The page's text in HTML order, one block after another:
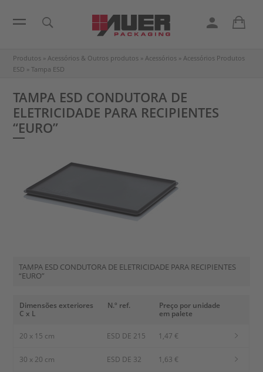
Produtos » Acessórios & Outros produtos » Acessórios » Acessórios Produtos
ESD » Tampa ESD
TAMPA ESD CONDUTORA DE
ELETRICIDADE PARA RECIPIENTES
“EURO”
TAMPA ESD CONDUTORA DE ELETRICIDADE PARA RECIPIENTES
“EURO”
Dimensões exteriores
C x L
N.º ref.
Preço por unidade
em palete
20 x 15 cm ESD DE 215 1,47 €
30 x 20 cm ESD DE 32 1,63 €